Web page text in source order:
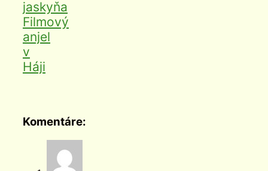
jaskyňa
Filmový
anjel
v
Háji
Komentáre: